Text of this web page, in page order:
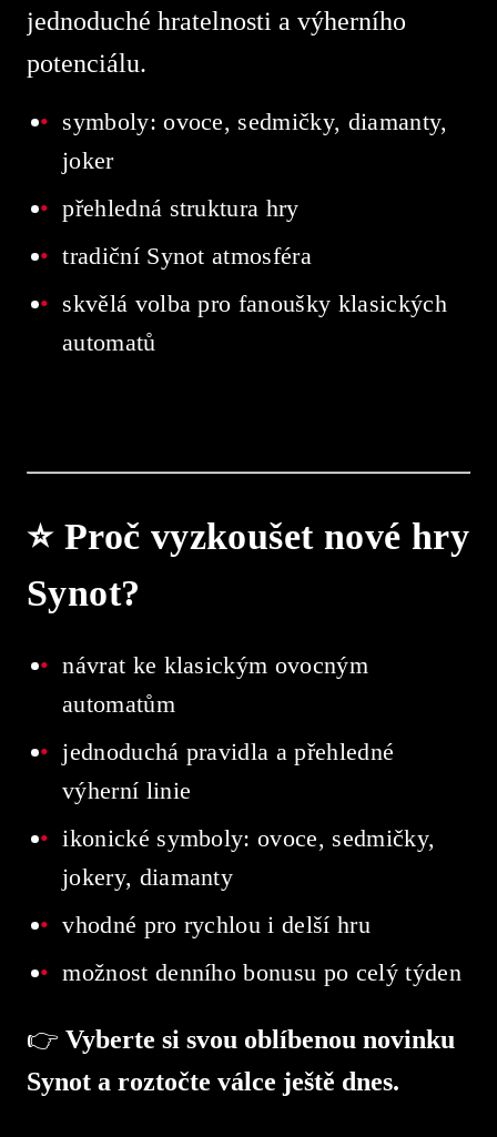
jednoduché hratelnosti a výherního
potenciálu.
symboly: ovoce, sedmičky, diamanty,
joker
přehledná struktura hry
tradiční Synot atmosféra
skvělá volba pro fanoušky klasických
automatů
⭐ Proč vyzkoušet nové hry
Synot?
návrat ke klasickým ovocným
automatům
jednoduchá pravidla a přehledné
výherní linie
ikonické symboly: ovoce, sedmičky,
jokery, diamanty
vhodné pro rychlou i delší hru
možnost denního bonusu po celý týden
👉 Vyberte si svou oblíbenou novinku
Synot a roztočte válce ještě dnes.